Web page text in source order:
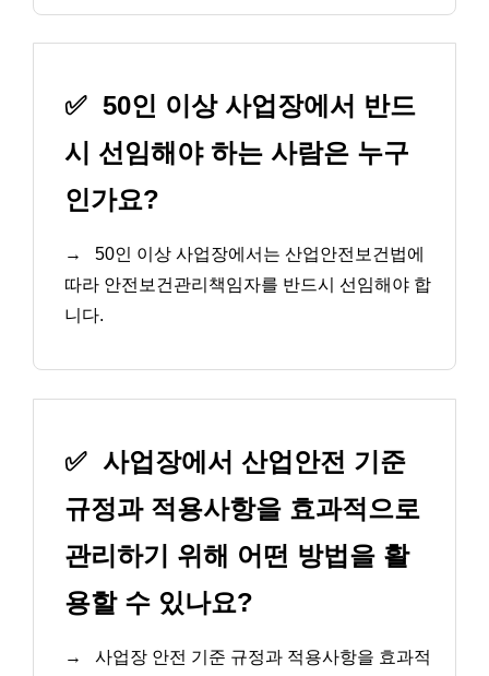
✅ 50인 이상 사업장에서 반드
시 선임해야 하는 사람은 누구
인가요?
→
50인 이상 사업장에서는 산업안전보건법에
따라 안전보건관리책임자를 반드시 선임해야 합
니다.
✅ 사업장에서 산업안전 기준
규정과 적용사항을 효과적으로
관리하기 위해 어떤 방법을 활
용할 수 있나요?
→
사업장 안전 기준 규정과 적용사항을 효과적